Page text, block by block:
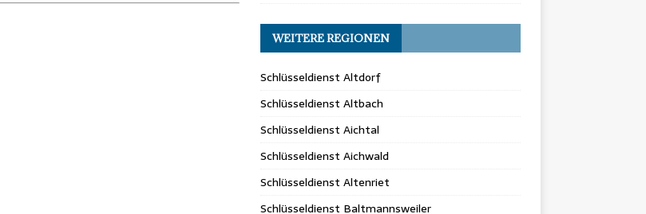
WEITERE REGIONEN
Schlüsseldienst Altdorf
Schlüsseldienst Altbach
Schlüsseldienst Aichtal
Schlüsseldienst Aichwald
Schlüsseldienst Altenriet
Schlüsseldienst Baltmannsweiler